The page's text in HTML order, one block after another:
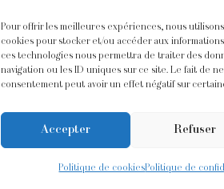
Pour offrir les meilleures expériences, nous
cookies pour stocker et/ou accéder aux
ces technologies nous permettra de traiter des
navigation ou les ID uniques sur ce site. Le fait de
consentement peut avoir un effet négatif sur
Accepter Refuser
Politique de cookiesPolitique de